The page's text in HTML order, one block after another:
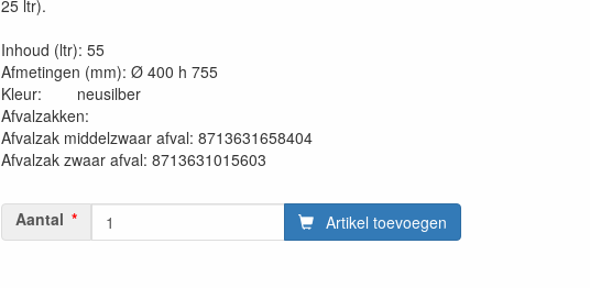
25 ltr).
Inhoud (ltr): 55
Afmetingen (mm): Ø 400 h 755
Kleur: neusilber
Afvalzakken:
Afvalzak middelzwaar afval: 8713631658404
Afvalzak zwaar afval: 8713631015603
Aantal Artikel toevoegen